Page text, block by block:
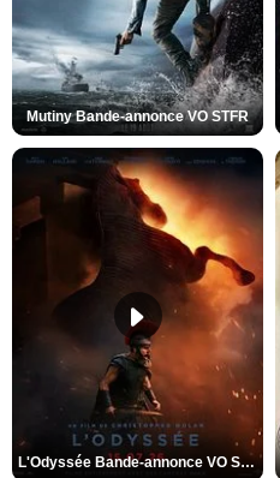
Mutiny Bande-annonce VO STFR
L'Odyssée Bande-annonce VO STFR